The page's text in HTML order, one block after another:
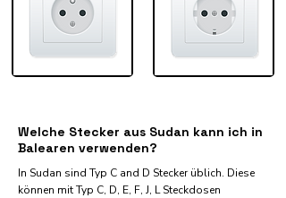
Welche Stecker aus Sudan kann ich in
Balearen verwenden?
In Sudan sind Typ C and D Stecker üblich. Diese
können mit Typ C, D, E, F, J, L Steckdosen